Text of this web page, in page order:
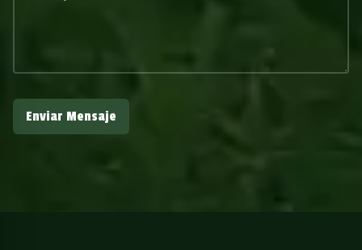
Enviar Mensaje